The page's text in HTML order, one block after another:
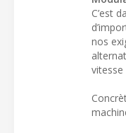
C’est
nos
vitesse